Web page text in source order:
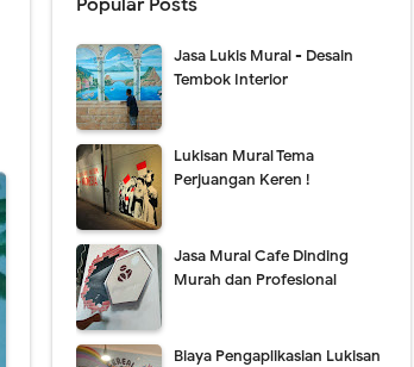
Jasa Lukis Mural - Desain
Tembok Interior
Lukisan Mural Tema
Perjuangan Keren !
Jasa Mural Cafe Dinding
Murah dan Profesional
Biaya Pengaplikasian Lukisan